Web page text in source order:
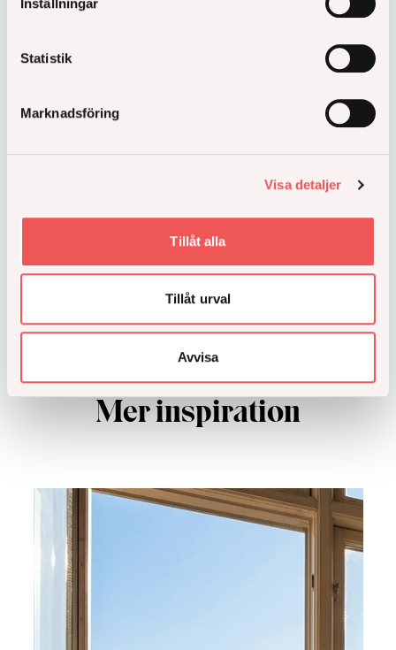
Statistik
Marknadsföring
Visa detaljer
Tillåt alla
Tillåt urval
Avvisa
Låt oss hålla kontakten för uppdateringar om vad
bostadsprojekt och inspiration inför bostadsköp.
Håll mig uppdaterad
Mer inspiration